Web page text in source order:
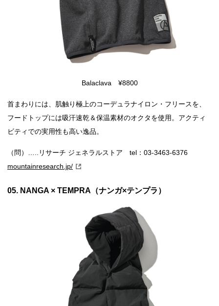
Balaclava ¥8800
首まわりには、肌触り極上のコーデュラナイロン・フリースを、
フードトップには吸汗速乾＆保温素材のオクタを使用。アクティ
ビティでの実用性も高い逸品。
（問）…..リサーチ ジェネラルストア tel：03-3463-6376
mountainresearch.jp/
05. NANGA × TEMPRA（ナンガ×テンプラ）